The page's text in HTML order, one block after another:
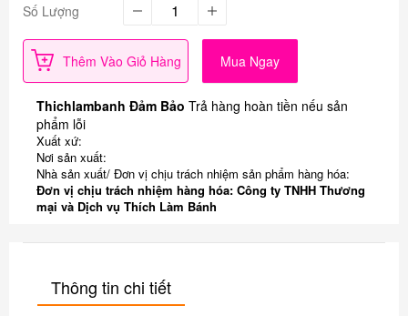
Số Lượng
Thêm Vào Giỏ Hàng Mua Ngay
Thichlambanh Đảm Bảo Trả hàng hoàn tiền nếu sản
phẩm lỗi
Xuất xứ:
Nơi sản xuất:
Nhà sản xuất/ Đơn vị chịu trách nhiệm sản phẩm hàng hóa:
Đơn vị chịu trách nhiệm hàng hóa: Công ty TNHH Thương
mại và Dịch vụ Thích Làm Bánh
Thông tin chi tiết